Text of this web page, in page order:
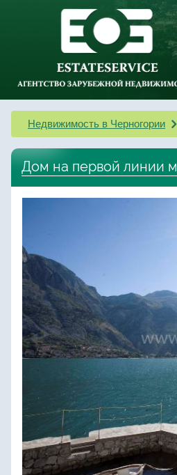
Недвижимость в Черногории
Дом на первой линии